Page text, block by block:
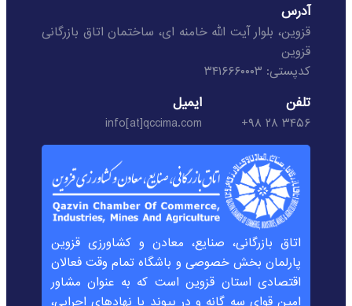
آدرس
قزوین، بلوار آیت الله خامنه ای، ساختمان اتاق بازرگانی
قزوین
کدپستی: ۳۴۱۶۶۶۰۰۰۳
تلفن
۳۴۵۶ ۲۸ ۹۸+
ایمیل
info[at]qccima.com
اتاق بازرگانی، صنایع، معادن و کشاورزی قزوین
پارلمان بخش خصوصی و باشگاه تمام وقت فعالان
اقتصادی استان قزوین است که به عنوان مشاور
امین قوای سه گانه و در پیوند با نهادهای اجرایی،